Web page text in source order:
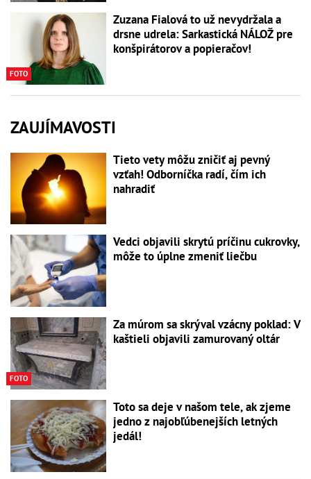
FOTO
Zuzana Fialová to už nevydržala a
drsne udrela: Sarkastická NÁLOŽ pre
konšpirátorov a popieračov!
ZAUJÍMAVOSTI
Tieto vety môžu zničiť aj pevný
vzťah! Odborníčka radí, čím ich
nahradiť
Vedci objavili skrytú príčinu cukrovky,
môže to úplne zmeniť liečbu
FOTO
Za múrom sa skrýval vzácny poklad: V
kaštieli objavili zamurovaný oltár
Toto sa deje v našom tele, ak zjeme
jedno z najobľúbenejších letných
jedál!